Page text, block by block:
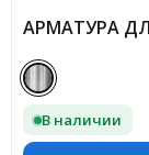
АРМАТУРА
В наличии